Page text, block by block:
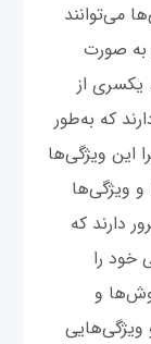
می‌توانند
به صورت
یکسری از
سرور 2019 وجود دارند که به‌طور
این ویژگی‌ها
ویژگی‌ها
دارند که
خود را
و
ویژگی‌هایی